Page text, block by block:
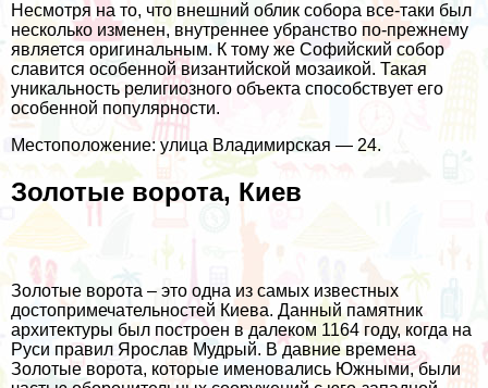
Несмотря на то, что внешний облик собора все-таки был
несколько изменен, внутреннее убранство по-прежнему
является оригинальным. К тому же Софийский собор
славится особенной византийской мозаикой. Такая
уникальность религиозного объекта способствует его
особенной популярности.
Местоположение: улица Владимирская — 24.
Золотые ворота, Киев
Золотые ворота – это одна из самых известных
достопримечательностей Киева. Данный памятник
архитектуры был построен в далеком 1164 году, когда на
Руси правил Ярослав Мудрый. В давние времена
Золотые ворота, которые именовались Южными, были